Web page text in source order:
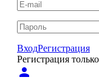
ВходРегистрация
Регистрация
person